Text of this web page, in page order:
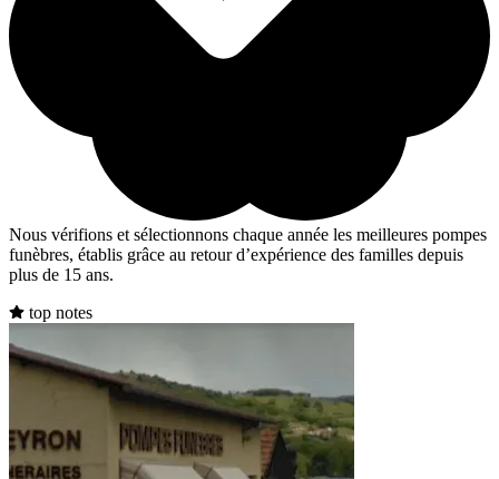
Nous vérifions et sélectionnons chaque année les meilleures pompes
funèbres, établis grâce au retour d’expérience des familles depuis
plus de 15 ans.
top notes